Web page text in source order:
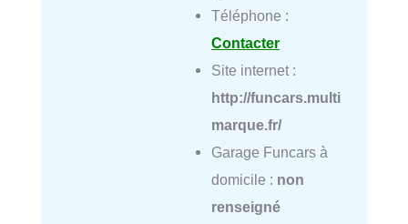
Téléphone :
Contacter
Site internet :
http://funcars.multi
marque.fr/
Garage Funcars à
domicile : non
renseigné